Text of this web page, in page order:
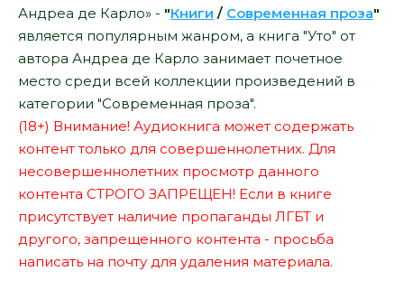
Андреа де Карло» - "Книги / Современная проза"
является популярным жанром, а книга "Уто" от
автора Андреа де Карло занимает почетное
место среди всей коллекции произведений в
категории "Современная проза".
(18+) Внимание! Аудиокнига может содержать
контент только для совершеннолетних. Для
несовершеннолетних просмотр данного
контента СТРОГО ЗАПРЕЩЕН! Если в книге
присутствует наличие пропаганды ЛГБТ и
другого, запрещенного контента - просьба
написать на почту для удаления материала.